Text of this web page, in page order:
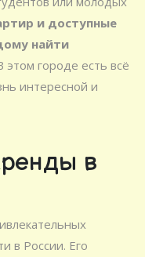
и доступные
найти
этом городе есть всё
интересной и
в
в России. Его